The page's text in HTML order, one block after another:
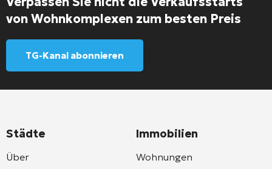
von Wohnkomplexen zum besten Preis
TG-Kanal abonnieren
Städte
Über
Immobilien
Wohnungen